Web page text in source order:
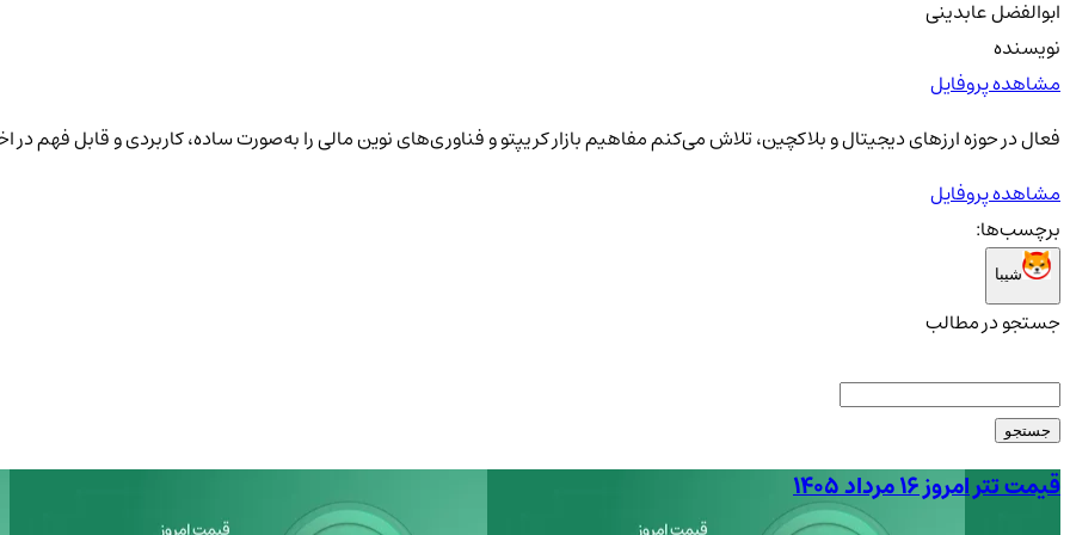
ابوالفضل عابدینی
نویسنده
مشاهده پروفایل
فعال در حوزه ارزهای دیجیتال و بلاکچین، تلاش می‌کنم مفاهیم بازار کریپتو و فناوری‌های نوین مالی را به‌صورت ساده، کاربردی و قابل فهم در
مشاهده پروفایل
برچسب‌ها:
شیبا
جستجو در مطالب
جستجو
قیمت تتر امروز ۱۶ مرداد ۱۴۰۵